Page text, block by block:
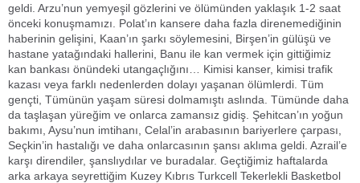
geldi. Arzu’nun yemyeşil gözlerini ve ölümünden yaklaşık 1-2 saat
önceki konuşmamızı. Polat’ın kansere daha fazla direnemediğinin
haberinin gelişini, Kaan’ın şarkı söylemesini, Birşen’in gülüşü ve
hastane yatağındaki hallerini, Banu ile kan vermek için gittiğimiz
kan bankası önündeki utangaçlığını… Kimisi kanser, kimisi trafik
kazası veya farklı nedenlerden dolayı yaşanan ölümlerdi. Tüm
gençti, Tümünün yaşam süresi dolmamıştı aslında. Tümünde daha
da taşlaşan yüreğim ve onlarca zamansız gidiş. Şehitcan’ın yoğun
bakımı, Aysu’nun imtihanı, Celal’in arabasının bariyerlere çarpası,
Seçkin’in hastalığı ve daha onlarcasının şansı aklıma geldi. Azrail’e
karşı direndiler, şanslıydılar ve buradalar. Geçtiğimiz haftalarda
arka arkaya seyrettiğim Kuzey Kıbrıs Turkcell Tekerlekli Basketbol